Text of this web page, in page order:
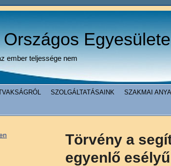
Egyesülete
ember teljessége nem
SZOLGÁLTATÁSAINK SZAKMAI
Törvény a
egyenlő